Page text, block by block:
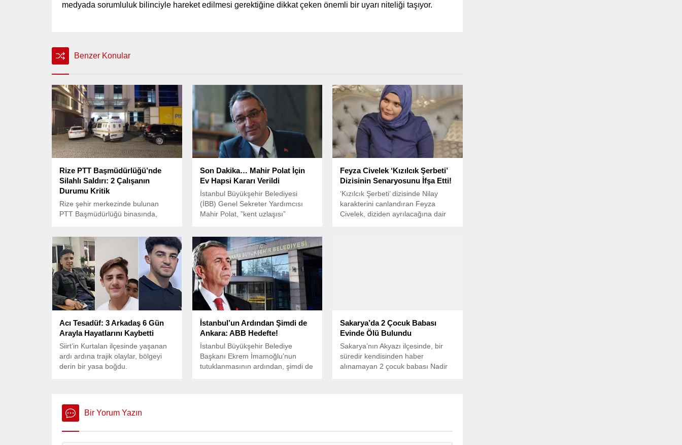
medyada sorumluluk bilinciyle hareket edilmesi gerektiğine dikkat çeken önemli bir uyarı niteliği taşıyor.
Benzer Konular
Rize PTT Başmüdürlüğü’nde
Silahlı Saldırı: 2 Çalışanın
Durumu Kritik
Rize şehir merkezinde bulunan
PTT Başmüdürlüğü binasında,
tarafından silahlı saldırı düzenlendi.
Son Dakika… Mahir Polat İçin
Ev Hapsi Kararı Verildi
İstanbul Büyükşehir Belediyesi
(İBB) Genel Sekreter Yardımcısı
Mahir Polat, ”kent uzlaşısı”
nedeniyle tedavi altına alınmıştı.
Feyza Civelek ‘Kızılcık Şerbeti’
Dizisinin Senaryosunu İfşa Etti!
‘Kızılcık Şerbeti’ dizisinde Nilay
karakterini canlandıran Feyza
Civelek, diziden ayrılacağına dair
Acı Tesadüf: 3 Arkadaş 6 Gün
Arayla Hayatlarını Kaybetti
Siirt’in Kurtalan ilçesinde yaşanan
ardı ardına trajik olaylar, bölgeyi
derin bir yasa boğdu.
İstanbul’un Ardından Şimdi de
Ankara: ABB Hedefte!
İstanbul Büyükşehir Belediye
Başkanı Ekrem İmamoğlu’nun
tutuklanmasının ardından, şimdi de
Sakarya’da 2 Çocuk Babası
Evinde Ölü Bulundu
Sakarya’nın Akyazı ilçesinde, bir
süredir kendisinden haber
alınamayan 2 çocuk babası Nadir
Bir Yorum Yazın